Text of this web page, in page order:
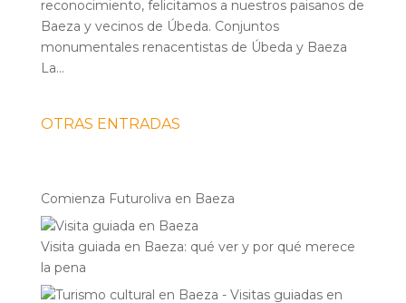
reconocimiento, felicitamos a nuestros paisanos de
Baeza y vecinos de Úbeda. Conjuntos
monumentales renacentistas de Úbeda y Baeza
La...
OTRAS ENTRADAS
Comienza Futuroliva en Baeza
Visita guiada en Baeza: qué ver y por qué merece
la pena